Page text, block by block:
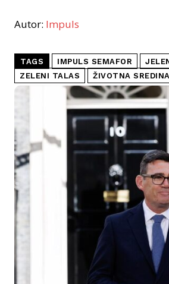
Autor: Impuls
TAGS IMPULS SEMAFOR
ZELENI TALAS
ŽIVOTNA SREDINA